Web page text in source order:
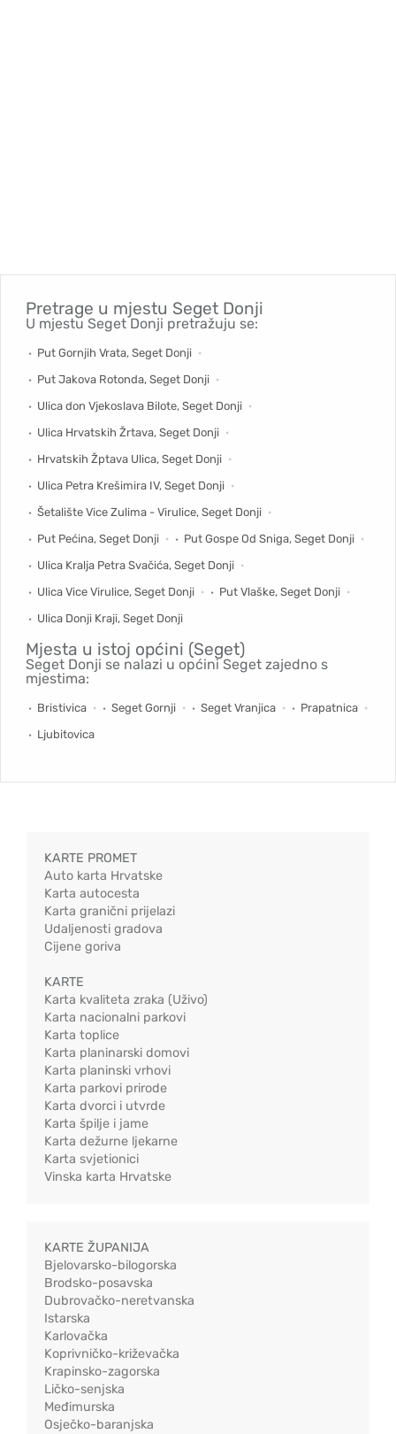
Pretrage u mjestu Seget Donji
U mjestu Seget Donji pretražuju se:
Put Gornjih Vrata, Seget Donji
Put Jakova Rotonda, Seget Donji
Ulica don Vjekoslava Bilote, Seget Donji
Ulica Hrvatskih Žrtava, Seget Donji
Hrvatskih Žptava Ulica, Seget Donji
Ulica Petra Krešimira IV, Seget Donji
Šetalište Vice Zulima - Virulice, Seget Donji
Put Pećina, Seget Donji
Put Gospe Od Sniga, Seget Donji
Ulica Kralja Petra Svačića, Seget Donji
Ulica Vice Virulice, Seget Donji
Put Vlaške, Seget Donji
Ulica Donji Kraji, Seget Donji
Mjesta u istoj općini (Seget)
Seget Donji se nalazi u općini Seget zajedno s
mjestima:
Bristivica Seget Gornji Seget Vranjica
Prapatnica
Ljubitovica
KARTE PROMET
Auto karta Hrvatske
Karta autocesta
Karta granični prijelazi
Udaljenosti gradova
Cijene goriva
KARTE
Karta kvaliteta zraka (Uživo)
Karta nacionalni parkovi
Karta toplice
Karta planinarski domovi
Karta planinski vrhovi
Karta parkovi prirode
Karta dvorci i utvrde
Karta špilje i jame
Karta dežurne ljekarne
Karta svjetionici
Vinska karta Hrvatske
KARTE ŽUPANIJA
Bjelovarsko-bilogorska
Brodsko-posavska
Dubrovačko-neretvanska
Istarska
Karlovačka
Koprivničko-križevačka
Krapinsko-zagorska
Ličko-senjska
Međimurska
Osječko-baranjska